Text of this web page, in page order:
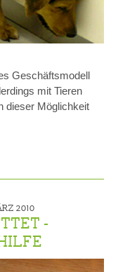
Geschäftsmodell
mit Tieren
dieser Möglichkeit
2010
-